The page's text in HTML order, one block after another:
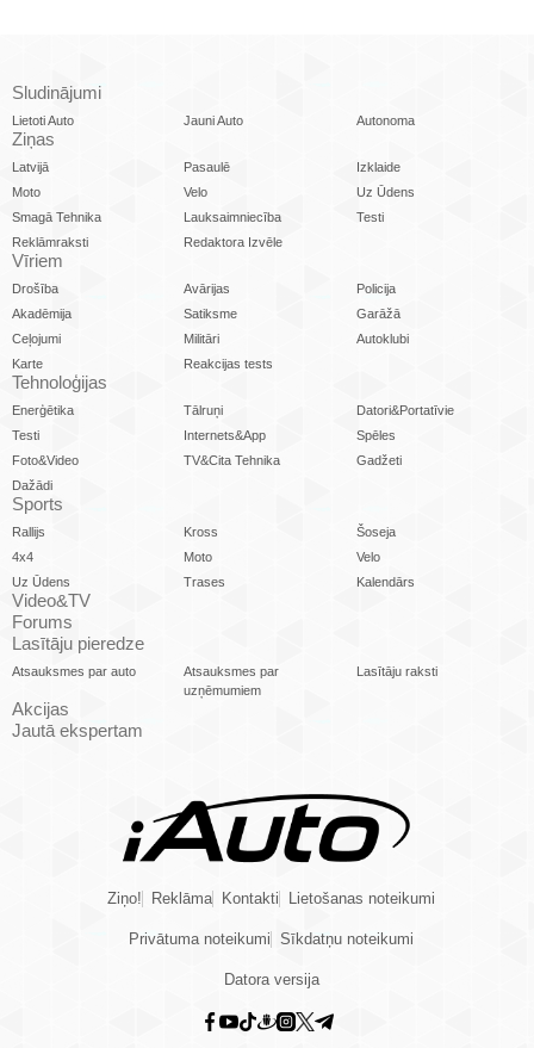
Sludinājumi
Lietoti Auto Jauni Auto Autonoma
Ziņas
Latvijā Pasaulē
Izklaide
Moto
Velo
Uz Ūdens
Smagā Tehnika
Lauksaimniecība
Testi
Reklāmraksti
Redaktora Izvēle
Vīriem
Drošība Avārijas
Policija
Akadēmija
Satiksme
Garāžā
Ceļojumi
Militāri
Autoklubi
Karte
Reakcijas tests
Tehnoloģijas
Enerģētika Tālruņi
Datori&Portatīvie
Testi
Internets&App
Spēles
Foto&Video
TV&Cita Tehnika
Gadžeti
Dažādi
Sports
Rallijs Kross
Šoseja
4x4
Moto
Velo
Uz Ūdens
Trases Kalendārs
Video&TV
Forums
Lasītāju pieredze
Atsauksmes par auto
Atsauksmes par
uzņēmumiem
Lasītāju raksti
Akcijas
Jautā ekspertam
Ziņo! Reklāma Kontakti Lietošanas noteikumi
Privātuma noteikumi Sīkdatņu noteikumi
Datora versija